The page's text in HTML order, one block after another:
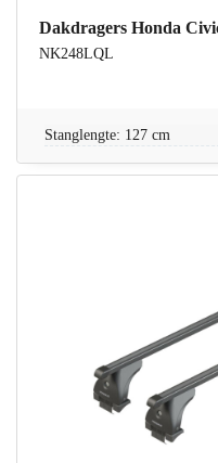
Dakdragers Honda
NK248LQL
Stanglengte: 127 cm